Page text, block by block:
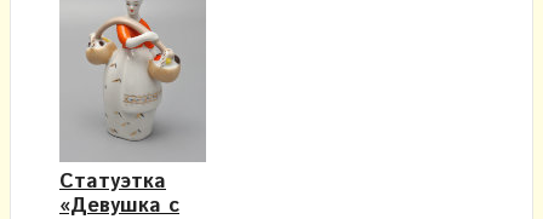
Статуэтка
«Девушка с